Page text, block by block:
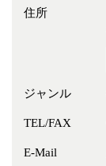
住所
ジャンル
TEL/FAX
E-Mail